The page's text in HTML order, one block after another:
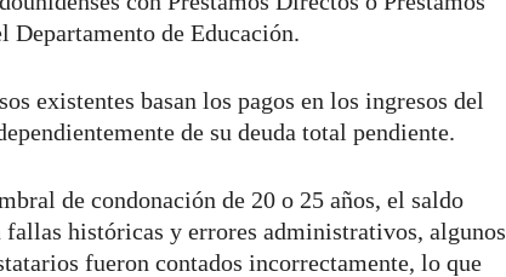
Departamento de Educación.
existentes basan los pagos en los ingresos del
de su deuda total pendiente.
de condonación de 20 o 25 años, el saldo
fallas históricas y errores administrativos, algunos
fueron contados incorrectamente, lo que